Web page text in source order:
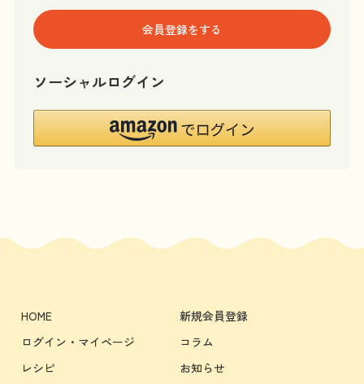
会員登録をする
ソーシャルログイン
HOME
新規会員登録
ログイン・マイページ
コラム
レシピ
お知らせ